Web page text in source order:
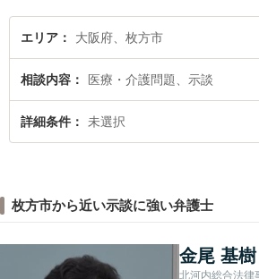
エリア 大阪府、枚方市
相談内容 医療・介護問題、示談
詳細条件 未選択
枚方市から近い示談に強い弁護士
金尾 基樹
北河内総合法律